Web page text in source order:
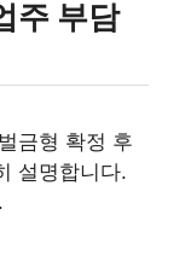
주 부담
금형 확정 후
설명합니다.